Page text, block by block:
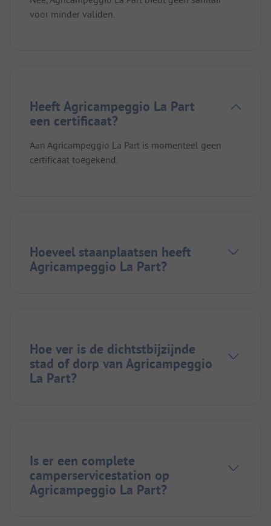
voor minder validen.
Heeft Agricampeggio La Part
een certificaat?
Aan Agricampeggio La Part is momenteel geen
certificaat toegekend.
Hoeveel staanplaatsen heeft
Agricampeggio La Part?
Hoe ver is de dichtstbijzijnde
stad of dorp van Agricampeggio
La Part?
Is er een complete
camperservicestation op
Agricampeggio La Part?